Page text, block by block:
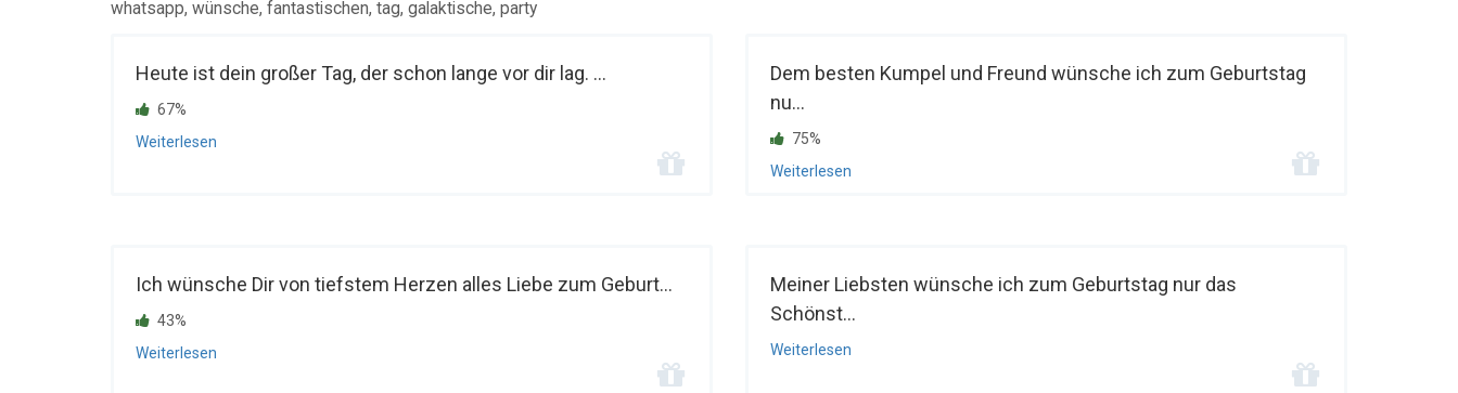
whatsapp, wünsche, fantastischen, tag, galaktische, party
Heute ist dein großer Tag, der schon lange vor dir lag. ...
67%
Weiterlesen
Dem besten Kumpel und Freund wünsche ich zum Geburtstag
nu...
75%
Weiterlesen
Ich wünsche Dir von tiefstem Herzen alles Liebe zum Geburt...
43%
Weiterlesen
Meiner Liebsten wünsche ich zum Geburtstag nur das
Schönst...
Weiterlesen